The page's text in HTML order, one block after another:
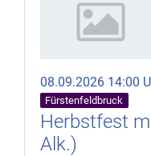
08.09.2026 14:00
Fürstenfeldbruck
Herbstfest
Alk.)